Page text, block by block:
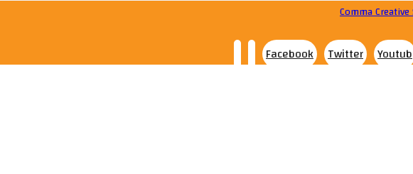
Facebook Twitter Youtub